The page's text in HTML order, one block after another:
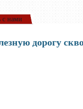
с нами
дорогу